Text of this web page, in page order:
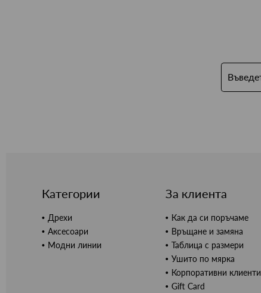
Категории
Дрехи
Аксесоари
Модни линии
За клиента
Как да си поръчаме
Връщане и замяна
Таблица с размери
Ушито по мярка
Корпоративни клиенти
Gift Card